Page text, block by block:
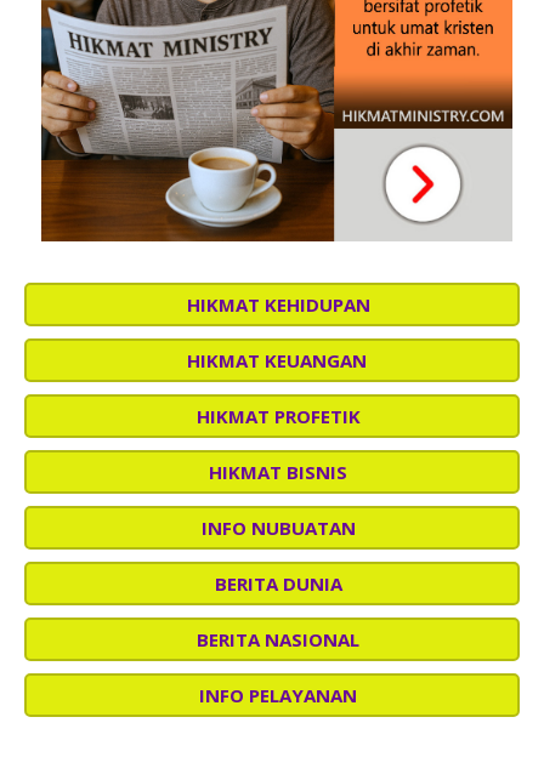
HIKMAT KEHIDUPAN
HIKMAT KEUANGAN
HIKMAT PROFETIK
HIKMAT BISNIS
INFO NUBUATAN
BERITA DUNIA
BERITA NASIONAL
INFO PELAYANAN